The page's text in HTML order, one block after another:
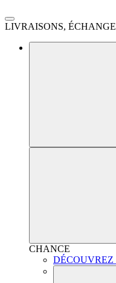
LIVRAISONS,
CHANCE